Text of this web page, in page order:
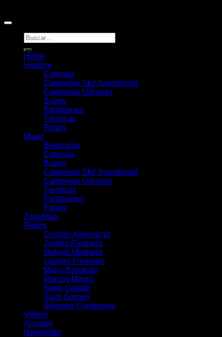
Buscar
por:
Home
Hombre
Camisas
Camperas Ski/ Snowboard
Camperas Urbanas
Buzos
Pantalones
Térmicos
Polars
Mujer
Bermudas
Camisas
Buzos
Camperas Ski/ Snowboard
Camperas Urbanas
Térmicos
Pantalones
Polars
Zapatillas
Riders
Cristian Almonacid
Justina Pastrana
Nahuel Medrano
Lautaro Freeman
Manu Barragán
Marcos Mavric
Nano Cataldi
Santi Gamen
Silvestre Comesana
Videos
Acceder
Newsletter